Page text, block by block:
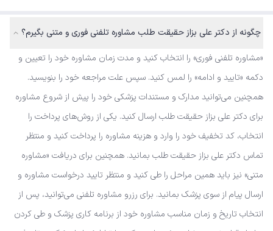
چگونه از دکتر علی بزاز حقیقت طلب مشاوره تلفنی فوری و متنی بگیرم؟
«مشاوره تلفنی فوری» را انتخاب کنید و مدت زمان مشاوره خود را تعیین و
دکمه «تایید و ادامه» را لمس کنید. سپس علت مراجعه خود را بنویسید.
همچنین می‌توانید مدارک و مستندات پزشکی خود را پیش از شروع مشاوره
برای دکتر علی بزاز حقیقت طلب ارسال کنید. یکی از روش‌های پرداخت را
انتخاب، کد تخفیف خود را وارد و هزینه مشاوره را پرداخت کنید و منتظر
تماس دکتر علی بزاز حقیقت طلب بمانید. همچنین برای دریافت «مشاوره
متنی» نیز باید همین مراحل را طی کنید و منتظر تایید درخواست مشاوره و
ارسال پیام از سوی پزشک بمانید. برای رزرو مشاوره تلفنی می‌توانید، پس از
انتخاب تاریخ و زمان مناسب مشاوره خود از برنامه کاری پزشک و طی کردن